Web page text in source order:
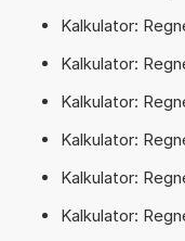
Kalkulator:
Kalkulator:
Kalkulator:
Kalkulator:
Kalkulator:
Kalkulator: